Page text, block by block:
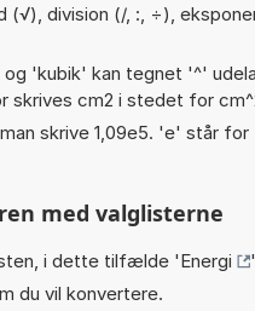
(√), division (/, :, ÷),
'kubik' kan tegnet '^'
skrives cm2 i stedet for
skrive 1,09e5. 'e' står
med valglisterne
i dette tilfælde 'Energi
du vil konvertere.